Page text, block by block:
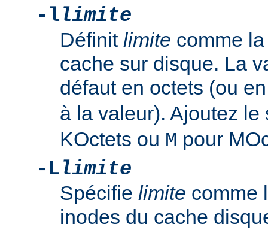
-llimite
Définit limite comme
cache sur disque. La
défaut en octets (ou
à la valeur). Ajoutez
KOctets ou M pour
-Llimite
Spécifie limite comme
inodes du cache